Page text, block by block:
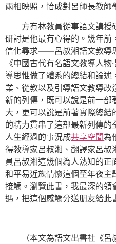
兩相映照，恰成對呂師長教師
方有林教員從事語文講授
研討是他最有心得的。幾年前
信化尋求——呂叔湘語文教導
《中國古代有名語文教導人
導思惟做了體系的總結和論
業、從教以及引導語文教導
新的列傳，既可以說是前一部
大，更可以說是前著實際總
的精力貫串了這部最新列傳
人生經過的事況成共享空間為
得教導家呂叔湘、翻譯家呂叔
員呂叔湘這幾個為人熟知的
和平易近族情懷這個至年夜
接觸。瀏覽此書，我最深的領
遇，把這個感觸分送朋友給此
（本文為語文出書社《